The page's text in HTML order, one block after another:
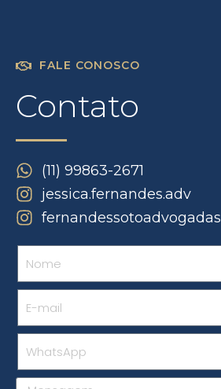
FALE CONOSCO
Contato
(11) 99863-2671
jessica.fernandes.adv
fernandessotoadvogadas